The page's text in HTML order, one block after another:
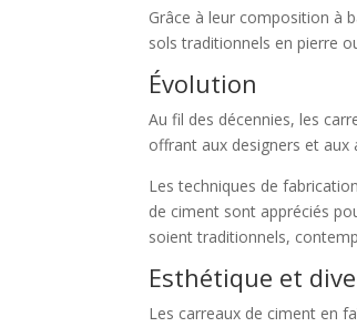
Grâce à leur composition à
sols traditionnels en pierre
Évolution
Au fil des décennies, les
offrant aux designers et aux
Les techniques de
de ciment sont appréciés
soient traditionnels,
Esthétique et
Les carreaux de ciment en